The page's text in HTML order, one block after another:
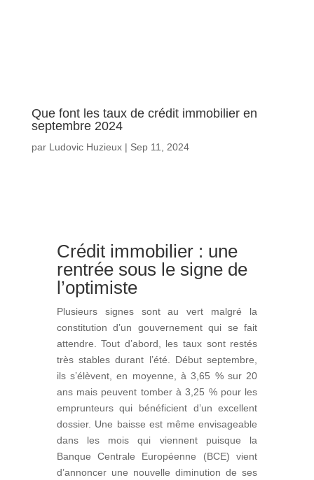
Que font les taux de crédit immobilier en
septembre 2024
par Ludovic Huzieux| Sep 11, 2024
Crédit immobilier : une
rentrée sous le signe de
l’optimiste
Plusieurs signes sont au vert malgré la
constitution d’un gouvernement qui se fait
attendre. Tout d’abord, les taux sont restés
très stables durant l’été. Début septembre,
ils s’élèvent, en moyenne, à 3,65 % sur 20
ans mais peuvent tomber à 3,25 % pour les
emprunteurs qui bénéficient d’un excellent
dossier. Une baisse est même envisageable
dans les mois qui viennent puisque la
Banque Centrale Européenne (BCE) vient
d’annoncer une nouvelle diminution de ses